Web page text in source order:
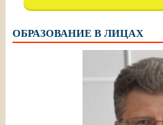
ОБРАЗОВАНИЕ В ЛИЦАХ